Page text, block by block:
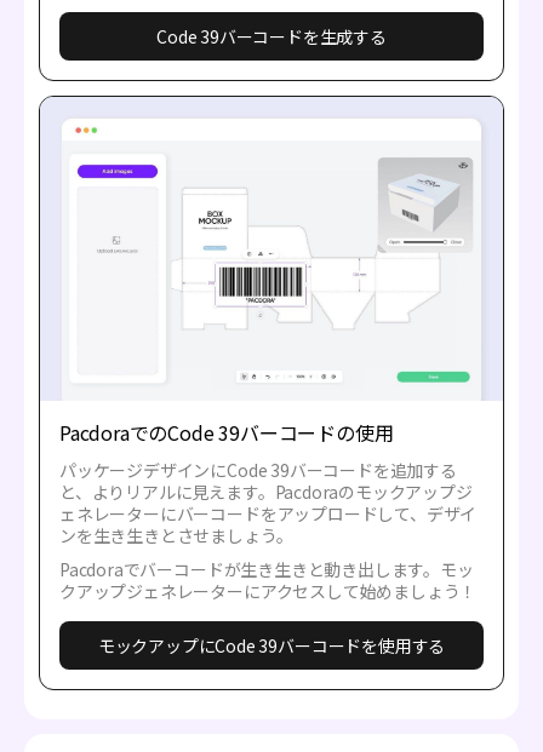
Code 39バーコードを生成する
PacdoraでのCode 39バーコードの使用
パッケージデザインにCode 39バーコードを追加する
と、よりリアルに見えます。Pacdoraのモックアップジ
ェネレーターにバーコードをアップロードして、デザイ
ンを生き生きとさせましょう。
Pacdoraでバーコードが生き生きと動き出します。モッ
クアップジェネレーターにアクセスして始めましょう！
モックアップにCode 39バーコードを使用する